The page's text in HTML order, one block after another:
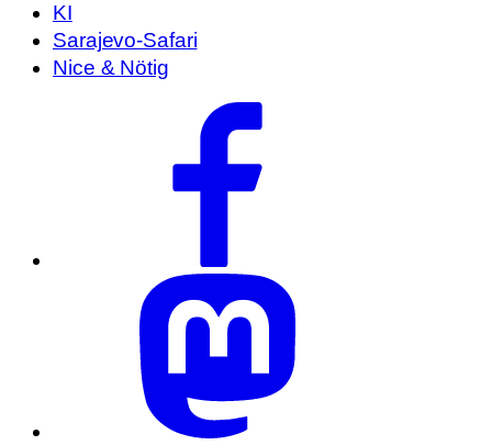
KI
Sarajevo-Safari
Nice & Nötig